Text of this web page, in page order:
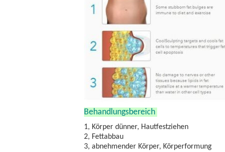
Behandlungsbereich
1, Körper dünner, Hautfestziehen
2, Fettabbau
3, abnehmender Körper, Körperformung